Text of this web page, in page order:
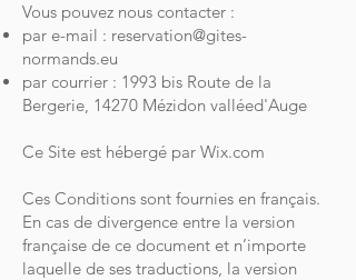
Vous pouvez nous contacter :
par e-mail : reservation@gites-
normands.eu
par courrier : 1993 bis Route de la
Bergerie, 14270 Mézidon valléed'Auge
Ce Site est hébergé par Wix.com
Ces Conditions sont fournies en français.
En cas de divergence entre la version
française de ce document et n’importe
laquelle de ses traductions, la version